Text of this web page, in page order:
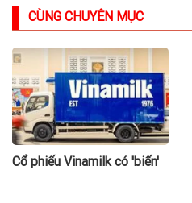
CÙNG CHUYÊN MỤC
Cổ phiếu Vinamilk có 'biến'